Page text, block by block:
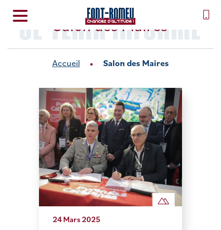
SE TENIR INFORMÉ
Salon des Maires
Accueil Salon des Maires
24 Mars 2025